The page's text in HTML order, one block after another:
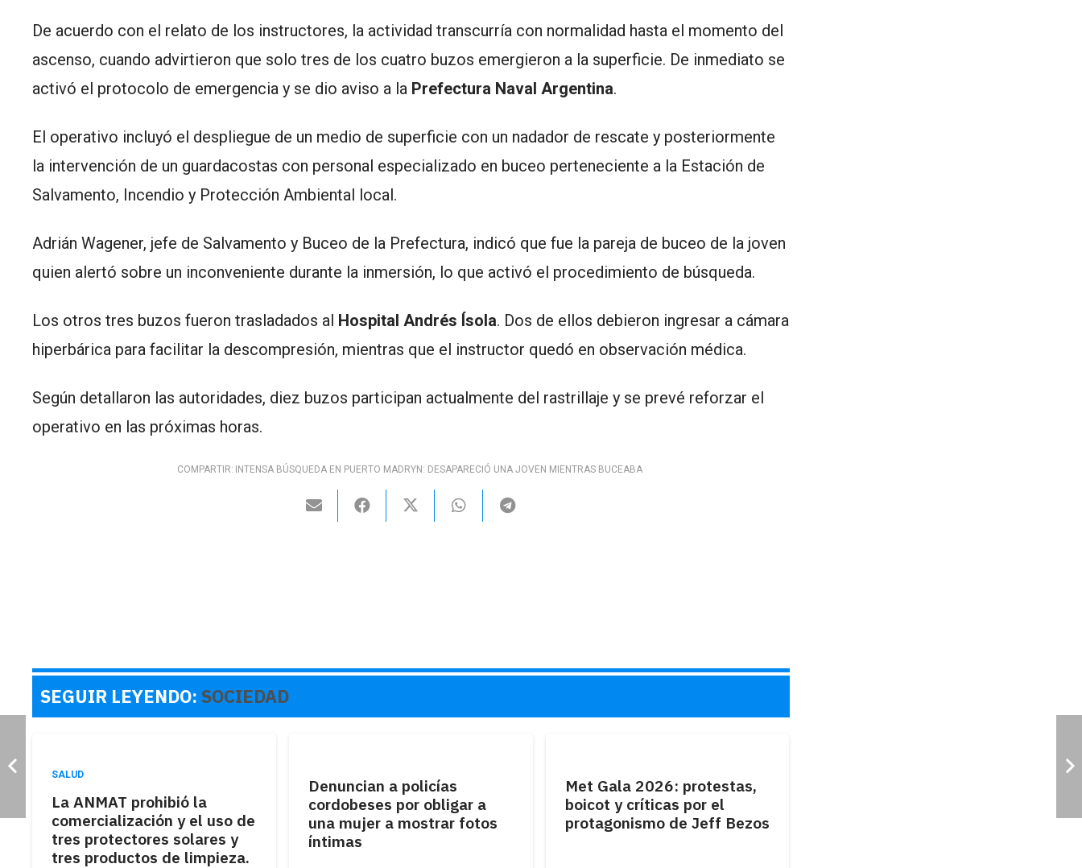
De acuerdo con el relato de los instructores, la actividad transcurría con normalidad hasta el momento del
ascenso, cuando advirtieron que solo tres de los cuatro buzos emergieron a la superficie. De inmediato se
activó el protocolo de emergencia y se dio aviso a la Prefectura Naval Argentina.
El operativo incluyó el despliegue de un medio de superficie con un nadador de rescate y posteriormente
la intervención de un guardacostas con personal especializado en buceo perteneciente a la Estación de
Salvamento, Incendio y Protección Ambiental local.
Adrián Wagener, jefe de Salvamento y Buceo de la Prefectura, indicó que fue la pareja de buceo de la joven
quien alertó sobre un inconveniente durante la inmersión, lo que activó el procedimiento de búsqueda.
Los otros tres buzos fueron trasladados al Hospital Andrés Ísola. Dos de ellos debieron ingresar a cámara
hiperbárica para facilitar la descompresión, mientras que el instructor quedó en observación médica.
Según detallaron las autoridades, diez buzos participan actualmente del rastrillaje y se prevé reforzar el
operativo en las próximas horas.
COMPARTIR: INTENSA BÚSQUEDA EN PUERTO MADRYN: DESAPARECIÓ UNA JOVEN MIENTRAS BUCEABA
SEGUIR LEYENDO: SOCIEDAD
SALUD
La ANMAT prohibió la
comercialización y el uso de
tres protectores solares y
tres productos de limpieza.
Denuncian a policías
cordobeses por obligar a
una mujer a mostrar fotos
íntimas
Met Gala 2026: protestas,
boicot y críticas por el
protagonismo de Jeff Bezos